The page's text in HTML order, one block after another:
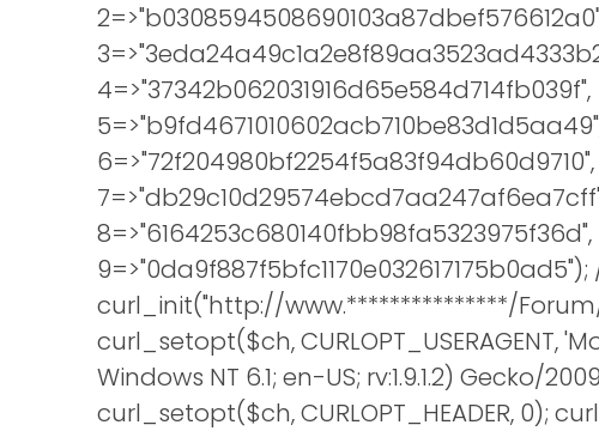
4=>"37342b062031916d65e584d714fb039f",
6=>"72f204980bf2254f5a83f94db60d9710",
8=>"6164253c680140fbb98fa5323975f36d",
curl_init("http://www.***************/
curl_setopt($ch, CURLOPT_USERAGENT,
Windows NT 6.1; en-US; rv:1.9.1.2) Gecko/
curl_setopt($ch, CURLOPT_HEADER, 0);